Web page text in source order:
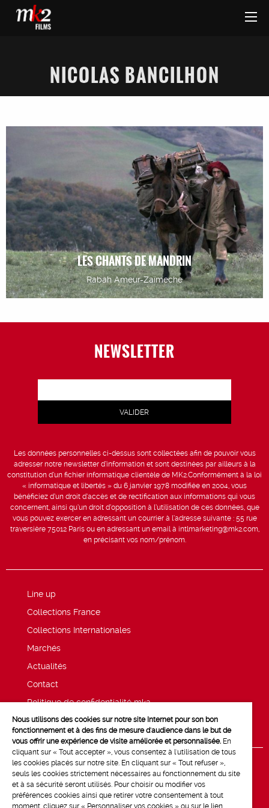
NICOLAS BANCILHON
LES CHANTS DE MANDRIN
Rabah Ameur-Zaïmeche
NEWSLETTER
Les données personnelles ci-dessus sont collectées afin de pouvoir vous
adresser notre newsletter d’information et sont destinées par ailleurs à la
constitution d’un fichier informatique clientèle de MK2.Conformément à la loi
« informatique et libertés » du 6 janvier 1978 modifiée en 2004, vous
bénéficiez d’un droit d’accès et de rectification aux informations qui vous
concernent, ainsi qu’un droit d’opposition à l’utilisation de ces données, que
vous pouvez exercer en adressant un courrier à l’adresse suivante : 55 rue
traversière 75012 Paris ou en adressant un email à intlmarketing@mk2.com,
en précisant vos nom/prénom.
Line up
Collections France
Collections Internationales
Marchés
Actualités
Contact
Politique de confidentialité mk2
Mentions légales
Nous utilisons des cookies sur notre site Internet pour son bon
fonctionnement et à des fins de mesure d'audience dans le but de
vous offrir une expérience de visite améliorée et personnalisée. En
cliquant sur « Tout accepter », vous consentez à l'utilisation de tous
les cookies placés sur notre site. En cliquant sur « Tout refuser »,
seuls les cookies strictement nécessaires au fonctionnement du site
et à sa sécurité seront utilisés. Pour choisir ou modifier vos
préférences cookies ainsi que retirer votre consentement à tout
moment, cliquez sur « Personnaliser vos cookies » ou sur le lien